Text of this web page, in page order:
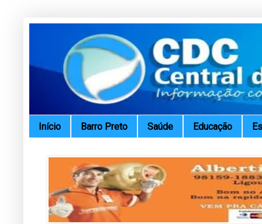
Início Barro Preto Saúde Educação